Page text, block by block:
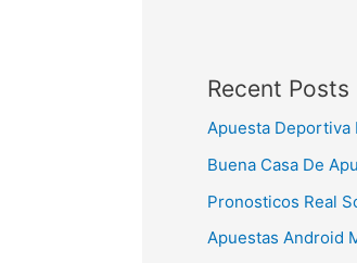
Recent Posts
Apuesta Deportiva
Buena Casa De
Pronosticos Real
Apuestas Android